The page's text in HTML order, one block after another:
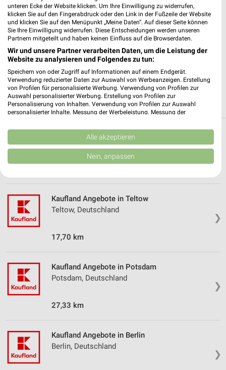
✔Standortgenaue Angebote
✔Folge deinem Lieblingshändler
✔Push-Benachrichtigungen bei neuen Prospekten
✔Einkaufsliste - Einkauf stressfrei planen
JETZT LADEN UND SPAREN!
Weitere Kaufland Geschäfte mit Angeboten
in und um Ludwigsfelde
❯
Kaufland Angebote in Teltow
Teltow, Deutschland
17,70 km
❯
Kaufland Angebote in Potsdam
Potsdam, Deutschland
27,33 km
❯
Kaufland Angebote in Berlin
Berlin, Deutschland
unteren Ecke der Website klicken. Um Ihre Einwilligung zu widerrufen,
klicken Sie auf den Fingerabdruck oder den Link in der Fußzeile der Website
und klicken Sie auf den Menüpunkt „Meine Daten“. Auf dieser Seite können
Sie Ihre Einwilligung widerrufen. Diese Entscheidungen werden unseren
Partnern mitgeteilt und haben keinen Einfluss auf die Browserdaten.
Wir und unsere Partner verarbeiten Daten, um die Leistung der
Website zu analysieren und Folgendes zu tun:
Speichern von oder Zugriff auf Informationen auf einem Endgerät.
Verwendung reduzierter Daten zur Auswahl von Werbeanzeigen. Erstellung
von Profilen für personalisierte Werbung. Verwendung von Profilen zur
Auswahl personalisierter Werbung. Erstellung von Profilen zur
Personalisierung von Inhalten. Verwendung von Profilen zur Auswahl
personalisierter Inhalte. Messung der Werbeleistung. Messung der
Kombinationen von Daten aus verschiedenen Quellen. Entwicklung und
Verbesserung der Angebote. Verwendung reduzierter Daten zur Auswahl
von Inhalten.
Daten können außerhalb der Europäischen Union weitergegeben und in die
USA gesendet werden.
Website/App.
Partnerliste anzeigen (1 IAB-Anbieter)
Wir nutzen Ihre Daten für folgende Zwecke:
IAB-Verarbeitungszwecke:
Speichern von oder Zugriff auf Informationen
auf einem Endgerät
Verwendung reduzierter Daten zur Auswahl von
Werbeanzeigen
Erstellung von Profilen für personalisierte
personalisierter Werbung
Erstellung von Profilen zur Personalisierung
von Inhalten
Alle akzeptieren
Nein, anpassen